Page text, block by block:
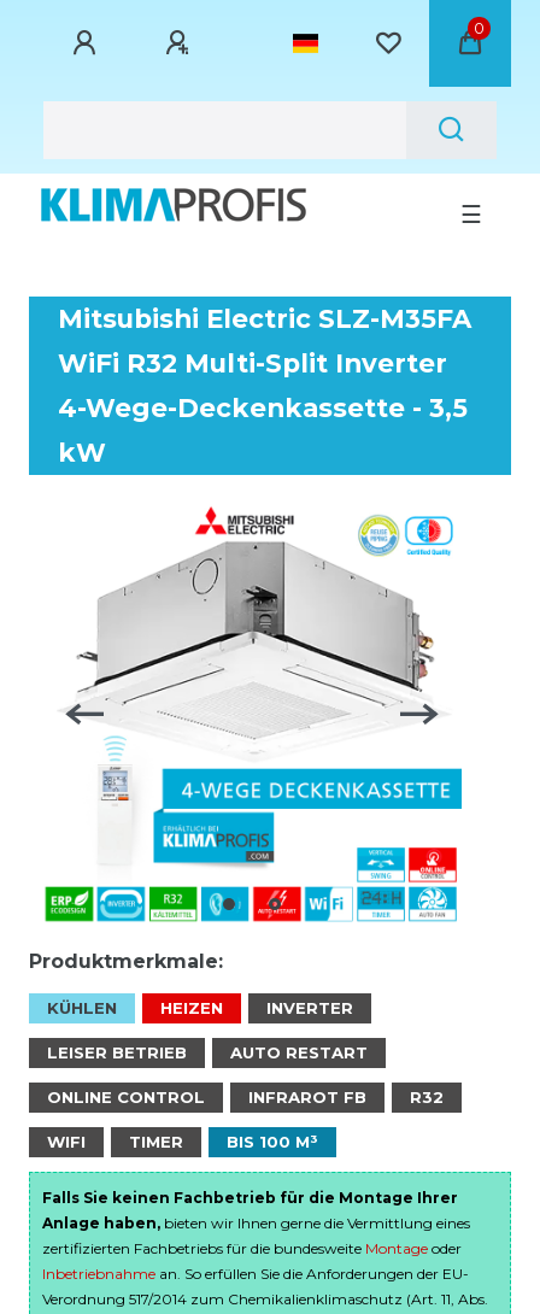
0
☰
Mitsubishi Electric SLZ-M35FA
WiFi R32 Multi-Split Inverter
4-Wege-Deckenkassette - 3,5
kW
Produktmerkmale:
KÜHLEN HEIZEN INVERTER
LEISER BETRIEB AUTO RESTART
ONLINE CONTROL INFRAROT FB R32
WIFI TIMER BIS 100 M³
Falls Sie keinen Fachbetrieb für die Montage Ihrer
Anlage haben, bieten wir Ihnen gerne die Vermittlung eines
zertifizierten Fachbetriebs für die bundesweite Montage oder
Inbetriebnahme an. So erfüllen Sie die Anforderungen der EU-
Verordnung 517/2014 zum Chemikalienklimaschutz (Art. 11, Abs.